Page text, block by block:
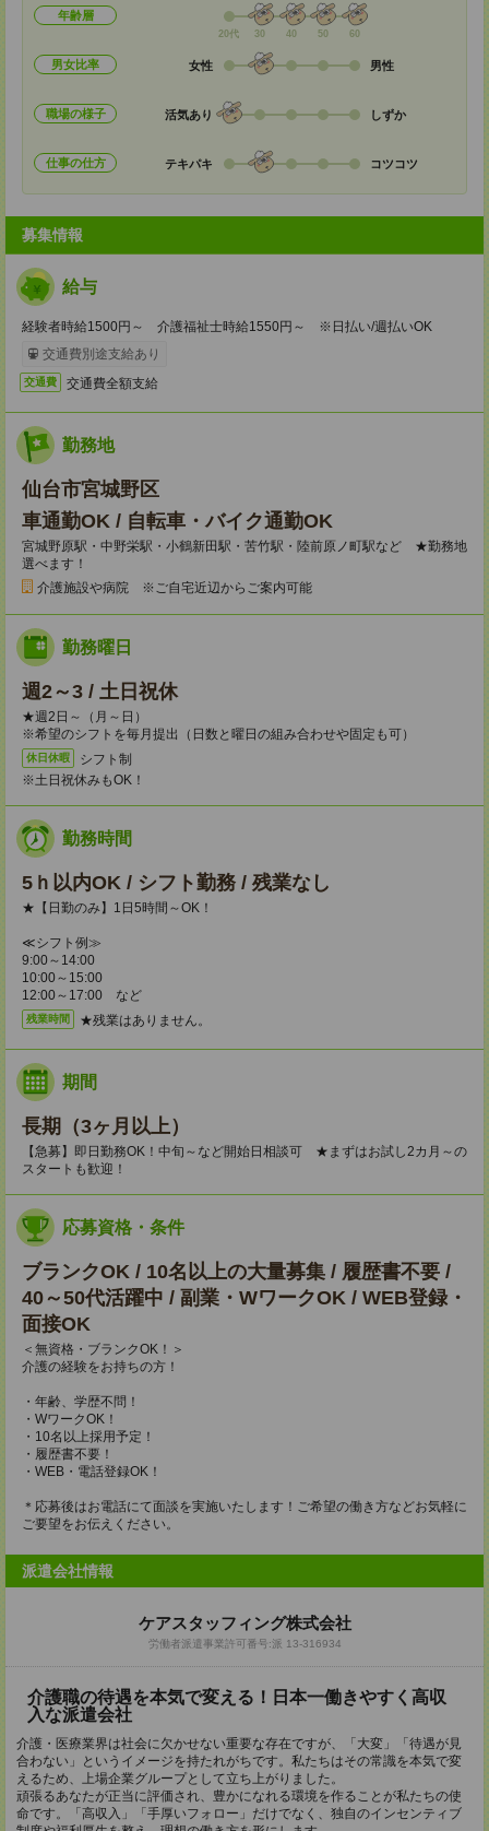
年齢層
20代 30 40 50 60
男女比率 女性 男性
職場の様子 活気あり しずか
仕事の仕方 テキパキ コツコツ
募集情報
給与
経験者時給1500円～ 介護福祉士時給1550円～ ※日払い/週払いOK
交通費別途支給あり
交通費 交通費全額支給
勤務地
仙台市宮城野区
車通勤OK / 自転車・バイク通勤OK
宮城野原駅・中野栄駅・小鶴新田駅・苦竹駅・陸前原ノ町駅など ★勤務地
選べます！
介護施設や病院 ※ご自宅近辺からご案内可能
勤務曜日
週2～3 / 土日祝休
★週2日～（月～日）
※希望のシフトを毎月提出（日数と曜日の組み合わせや固定も可）
休日休暇
シフト制
※土日祝休みもOK！
勤務時間
5ｈ以内OK / シフト勤務 / 残業なし
★【日勤のみ】1日5時間～OK！
≪シフト例≫
9:00～14:00
10:00～15:00
12:00～17:00 など
残業時間 ★残業はありません。
期間
長期（3ヶ月以上）
【急募】即日勤務OK！中旬～など開始日相談可 ★まずはお試し2カ月～の
スタートも歓迎！
応募資格・条件
ブランクOK / 10名以上の大量募集 / 履歴書不要 /
40～50代活躍中 / 副業・WワークOK / WEB登録・
面接OK
＜無資格・ブランクOK！＞
介護の経験をお持ちの方！
・年齢、学歴不問！
・WワークOK！
・10名以上採用予定！
・履歴書不要！
・WEB・電話登録OK！
＊応募後はお電話にて面談を実施いたします！ご希望の働き方などお気軽に
ご要望をお伝えください。
派遣会社情報
ケアスタッフィング株式会社
労働者派遣事業許可番号:派 13-316934
介護職の待遇を本気で変える！日本一働きやすく高収
入な派遣会社
介護・医療業界は社会に欠かせない重要な存在ですが、「大変」「待遇が見
合わない」というイメージを持たれがちです。私たちはその常識を本気で変
えるため、上場企業グループとして立ち上がりました。
頑張るあなたが正当に評価され、豊かになれる環境を作ることが私たちの使
命です。「高収入」「手厚いフォロー」だけでなく、独自のインセンティブ